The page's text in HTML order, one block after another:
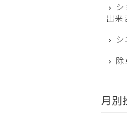
出来
除
月別